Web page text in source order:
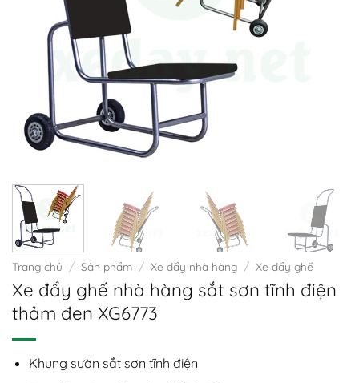
Trang chủ / Sản phẩm / Xe đẩy nhà hàng / Xe đẩy ghế
Xe đẩy ghế nhà hàng sắt sơn tĩnh điện
thảm đen XG6773
Khung sườn sắt sơn tĩnh điện